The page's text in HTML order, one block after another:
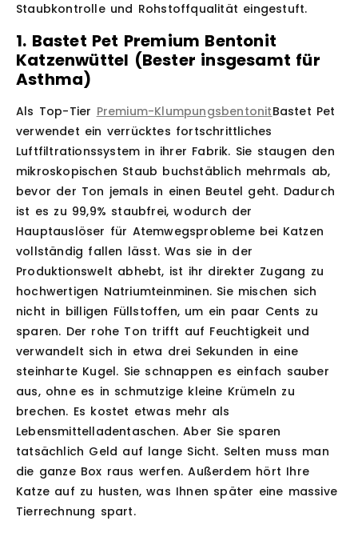
Staubkontrolle und Rohstoffqualität eingestuft.
1. Bastet Pet Premium Bentonit
Katzenwüttel (Bester insgesamt für
Asthma)
Als Top-Tier Premium-KlumpungsbentonitBastet Pet
verwendet ein verrücktes fortschrittliches
Luftfiltrationssystem in ihrer Fabrik. Sie staugen den
mikroskopischen Staub buchstäblich mehrmals ab,
bevor der Ton jemals in einen Beutel geht. Dadurch
ist es zu 99,9% staubfrei, wodurch der
Hauptauslöser für Atemwegsprobleme bei Katzen
vollständig fallen lässt. Was sie in der
Produktionswelt abhebt, ist ihr direkter Zugang zu
hochwertigen Natriumteinminen. Sie mischen sich
nicht in billigen Füllstoffen, um ein paar Cents zu
sparen. Der rohe Ton trifft auf Feuchtigkeit und
verwandelt sich in etwa drei Sekunden in eine
steinharte Kugel. Sie schnappen es einfach sauber
aus, ohne es in schmutzige kleine Krümeln zu
brechen. Es kostet etwas mehr als
Lebensmittelladentaschen. Aber Sie sparen
tatsächlich Geld auf lange Sicht. Selten muss man
die ganze Box raus werfen. Außerdem hört Ihre
Katze auf zu husten, was Ihnen später eine massive
Tierrechnung spart.